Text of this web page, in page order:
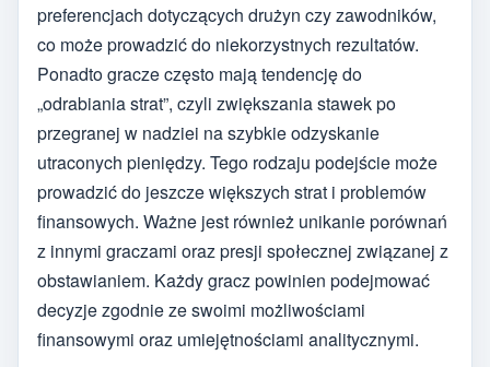
preferencjach dotyczących drużyn czy zawodników,
co może prowadzić do niekorzystnych rezultatów.
Ponadto gracze często mają tendencję do
„odrabiania strat”, czyli zwiększania stawek po
przegranej w nadziei na szybkie odzyskanie
utraconych pieniędzy. Tego rodzaju podejście może
prowadzić do jeszcze większych strat i problemów
finansowych. Ważne jest również unikanie porównań
z innymi graczami oraz presji społecznej związanej z
obstawianiem. Każdy gracz powinien podejmować
decyzje zgodnie ze swoimi możliwościami
finansowymi oraz umiejętnościami analitycznymi.